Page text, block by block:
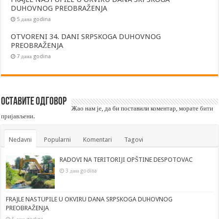
DUHOVNOG PREOBRAŽENJA
5 дана godina
OTVORENI 34. DANI SRPSKOGA DUHOVNOG
PREOBRAŽENJA
7 дана godina
Оставите одговор
Жао нам је, да би поставили коментар, моратебити
пријављени.
Nedavni Popularni Komentari Tagovi
RADOVI NA TERITORIJI OPŠTINE DESPOTOVAC
3 дана godina
FRAJLE NASTUPILE U OKVIRU DANA SRPSKOGA DUHOVNOG
PREOBRAŽENJA